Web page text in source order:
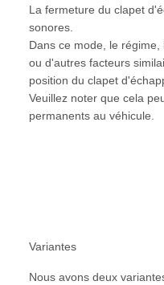
La fermeture du clapet
sonores.
Dans ce mode, le
ou d'autres facteurs
position du clapet
Veuillez noter que cela
permanents au véhicule.
Variantes
Nous avons deux